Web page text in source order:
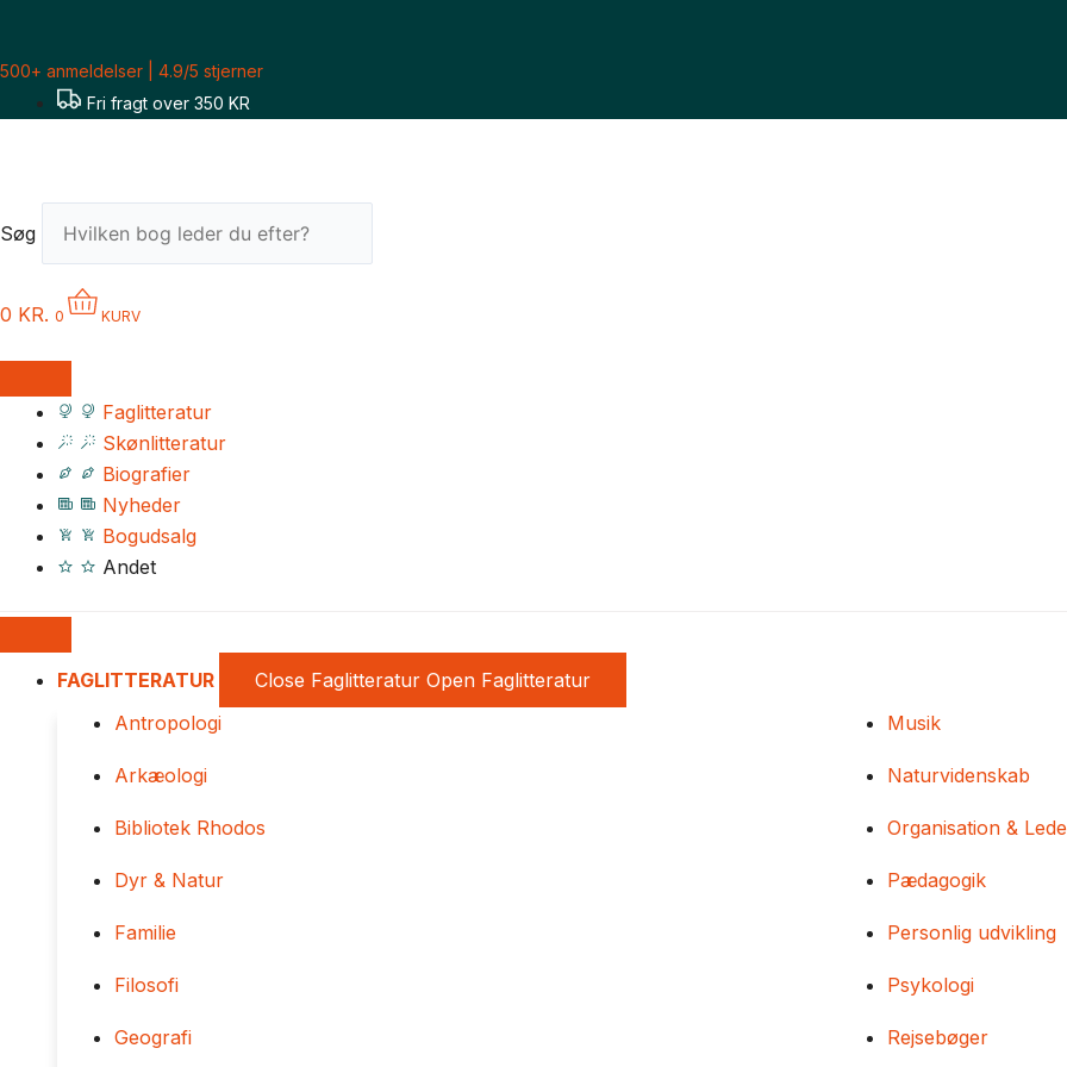
indholdet
500+ anmeldelser | 4.9/5 stjerner
Fri fragt over 350 KR
Søg
0 KR. 0 KURV
Faglitteratur
Skønlitteratur
Biografier
Nyheder
Bogudsalg
Andet
FAGLITTERATUR Close Faglitteratur Open Faglitteratur
Antropologi
Arkæologi
Bibliotek Rhodos
Dyr & Natur
Familie
Filosofi
Geografi
Musik
Naturvidenskab
Organisation &
Pædagogik
Personlig udvikling
Psykologi
Rejsebøger